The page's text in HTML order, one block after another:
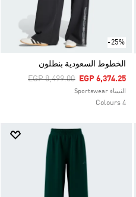
-25%
الخطوط السعودية بنطلون
Price Reduced From
EGP 8,499.00ToEGP 6,374.25
النساء Sportswear
4 Colours